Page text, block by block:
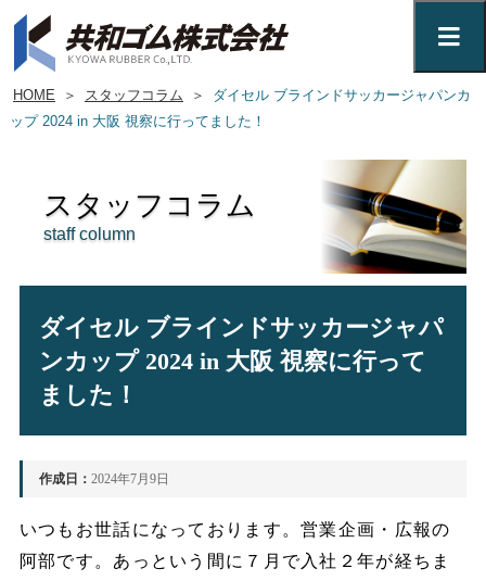
HOME ＞ スタッフコラム ＞
ダイセル ブラインドサッカージャパンカ
ップ 2024 in 大阪 視察に行ってました！
スタッフコラム
staff column
ダイセル ブラインドサッカージャパ
ンカップ 2024 in 大阪 視察に行って
ました！
作成日： 2024年7月9日
いつもお世話になっております。営業企画・広報の
阿部です。あっという間に７月で入社２年が経ちま